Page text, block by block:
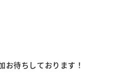
待ちしております！